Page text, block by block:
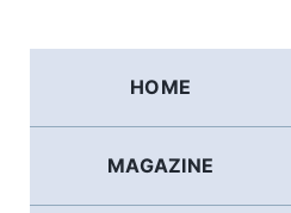
HOME
MAGAZINE